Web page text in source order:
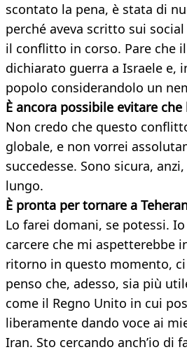
scontato la pena, è stata di
perché aveva scritto sui
il conflitto in corso. Pare che
dichiarato guerra a Israele e,
popolo considerandolo un
È ancora possibile evitare
Non credo che questo
globale, e non vorrei
succedesse. Sono sicura,
lungo.
È pronta per tornare a
Lo farei domani, se potessi.
carcere che mi aspetterebbe
ritorno in questo momento,
penso che, adesso, sia più
come il Regno Unito in cui
liberamente dando voce ai
Iran. Sto cercando anch’io di